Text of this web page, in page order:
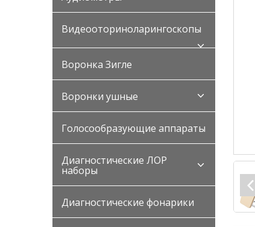
Видеооториноларингоскопы
Воронка Зигле
Воронки ушные
Голосообразующие аппараты
Диагностические ЛОР
наборы
Диагностические фонарики